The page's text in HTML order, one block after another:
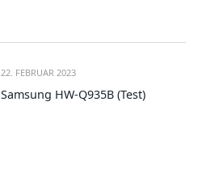
22. FEBRUAR 2023
Samsung HW-Q935B (Test)